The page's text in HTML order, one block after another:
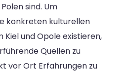
sind. Um
konkreten kulturellen
Kiel und Opole existieren,
Quellen zu
vor Ort Erfahrungen zu